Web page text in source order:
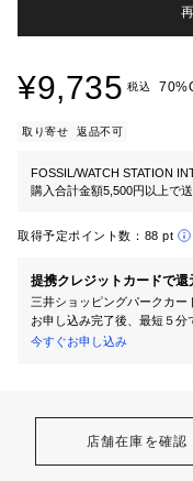
¥9,735 税込
取り寄せ 返品不可
FOSSIL/WATCH STATION
購入合計金額5,500円以上で
取得予定ポイント数： 88 pt
提携クレジットカードで還
三井ショッピングパークカー
お申し込み完了後、最短５分
今すぐお申し込み
店舗在庫を確認